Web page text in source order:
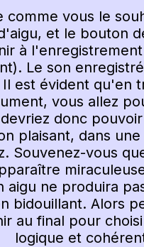
comme vous le
et le bouton
à
Le son
est évident qu'en
vous allez
donc
plaisant, dans
Souvenez-vous
aigu ne produira
bidouillant. Alors
au final pour
logique et